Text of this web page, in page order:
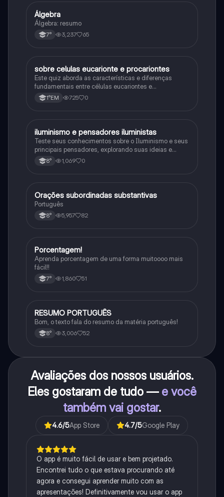
Matematica
Álgebra
Álgebra: resumo
7° 3,237 65
Biologia
sobre celulas eucarionte e procariontes
Este quiz aborda as características e diferenças
fundamentais entre células eucariontes e
procariontes.
1°EM 725 0
História
iluminismo e pensadores iluministas
Teste seus conhecimentos sobre o Iluminismo e seus
principais pensadores, explorando suas ideias e
impacto histórico.
8° 1,069 0
Português
Orações subordinadas substantivas
Português
8° 5,957 82
Matematica
Porcentagem!
Aprenda porcentagem de uma forma muitoooo mais
fácil!!
7° 1,860 51
Português
RESUMO PORTUGUÊS
Bom, o texto fala do resumo da matéria português!
8° 3,006 52
Avaliações dos nossos usuários.
Eles gostaram de tudo — e você
também vai gostar.
4.6/5App Store 4.7/5Google Play
O app é muito fácil de usar e bem projetado.
Encontrei tudo o que estava procurando até
agora e consegui aprender muito com as
apresentações! Definitivamente vou usar o app